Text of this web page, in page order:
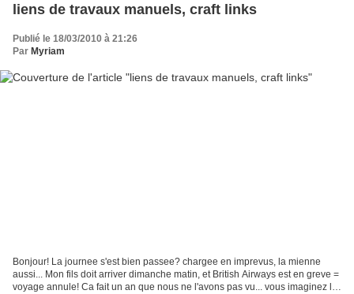
liens de travaux manuels, craft links
Publié le 18/03/2010 à 21:26
Par Myriam
Bonjour! La journee s'est bien passee? chargee en imprevus, la mienne
aussi... Mon fils doit arriver dimanche matin, et British Airways est en greve =
voyage annule! Ca fait un an que nous ne l'avons pas vu... vous imaginez la